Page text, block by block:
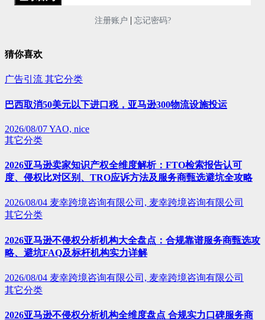
注册账户 | 忘记密码?
猜你喜欢
广告引流 其它分类
巴西取消50美元以下进口税，亚马逊300物流设施投运
2026/08/07YAO, nice
其它分类
2026亚马逊卖家知识产权全维度解析：FTO检索报告认可
度、侵权比对区别、TRO应诉方法及服务商甄选避坑全攻略
2026/08/04 麦幸跨境咨询有限公司, 麦幸跨境咨询有限公司
其它分类
2026亚马逊不侵权分析机构大全盘点：合规靠谱服务商甄选攻
略、避坑FAQ及标杆机构实力详解
2026/08/04 麦幸跨境咨询有限公司, 麦幸跨境咨询有限公司
其它分类
2026亚马逊不侵权分析机构全维度盘点 合规实力口碑服务商